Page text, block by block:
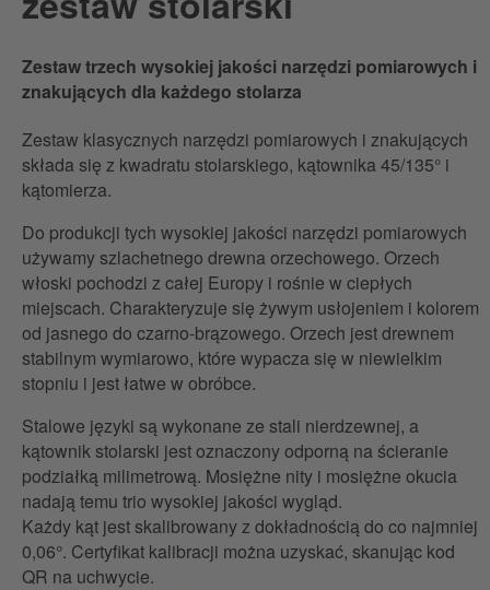
Zestaw trzech wysokiej jakości narzędzi pomiarowych i
znakujących dla każdego stolarza
Zestaw klasycznych narzędzi pomiarowych i znakujących
składa się z kwadratu stolarskiego, kątownika 45/135° i
kątomierza.
Do produkcji tych wysokiej jakości narzędzi pomiarowych
używamy szlachetnego drewna orzechowego. Orzech
włoski pochodzi z całej Europy i rośnie w ciepłych
miejscach. Charakteryzuje się żywym usłojeniem i kolorem
od jasnego do czarno-brązowego. Orzech jest drewnem
stabilnym wymiarowo, które wypacza się w niewielkim
stopniu i jest łatwe w obróbce.
Stalowe języki są wykonane ze stali nierdzewnej, a
kątownik stolarski jest oznaczony odporną na ścieranie
podziałką milimetrową. Mosiężne nity i mosiężne okucia
nadają temu trio wysokiej jakości wygląd.
Każdy kąt jest skalibrowany z dokładnością do co najmniej
0,06°. Certyfikat kalibracji można uzyskać, skanując kod
QR na uchwycie.